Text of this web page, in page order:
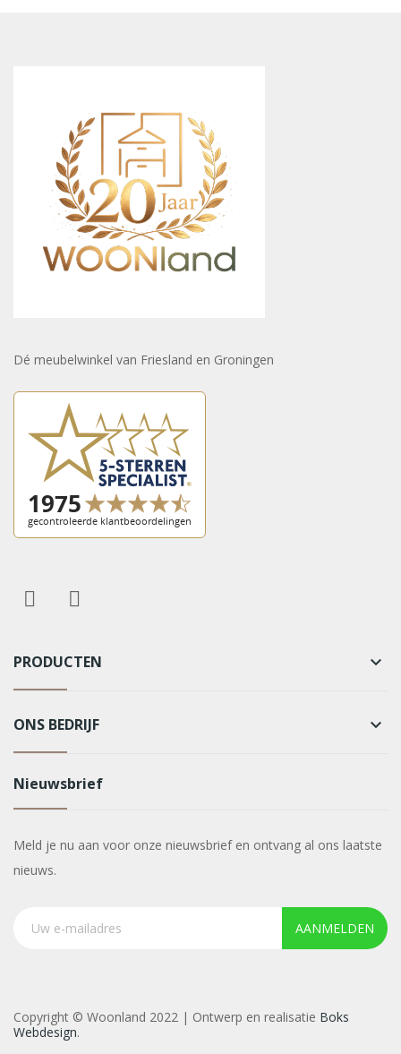
Dé meubelwinkel van Friesland en Groningen
PRODUCTEN keyboard_arrow_down
ONS BEDRIJF keyboard_arrow_down
Nieuwsbrief
Meld je nu aan voor onze nieuwsbrief en ontvang al ons laatste
nieuws.
AANMELDEN
Copyright © Woonland 2022 | Ontwerp en realisatie Boks
Webdesign.